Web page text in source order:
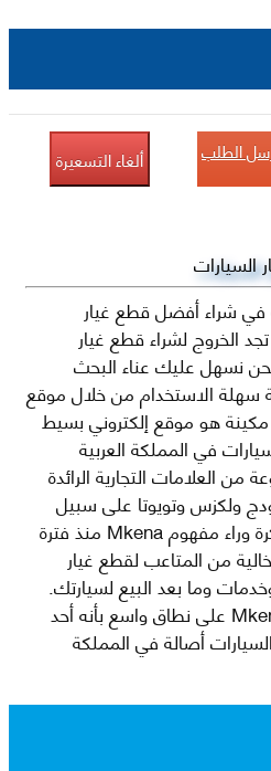
الطلب ألغاء التسعيرة
شراء أفضل قطع غيار
الخروج لشراء قطع غيار
نسهل عليك عناء البحث
سهلة الاستخدام من خلال موقع
هو موقع إلكتروني بسيط
في المملكة العربية
العلامات التجارية الرائدة
ولكزس وتويوتا على سبيل
المثال لا الحصر. نشأت الفكرة وراء مفهوم Mkena منذ فترة
من المتاعب لقطع غيار
وما بعد البيع لسيارتك.
ومنذ ذلك الحين ، اشتهر Mkena على نطاق واسع بأنه أحد
أصالة في المملكة